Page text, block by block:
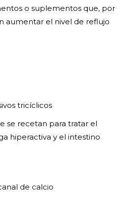
o suplementos que, por
aumentar el nivel de reflujo
tricíclicos
se recetan para tratar el
hiperactiva y el intestino
de calcio